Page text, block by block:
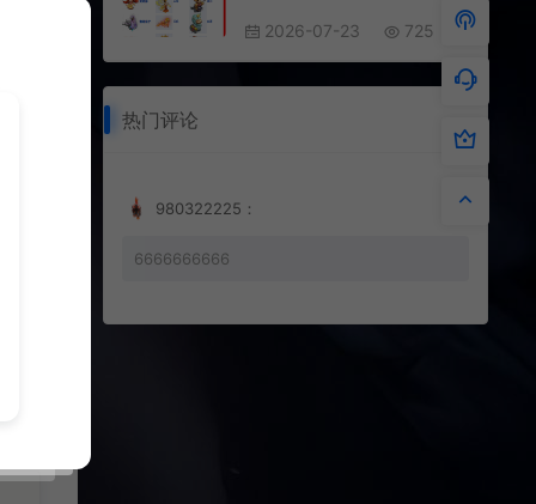
2026-07-23 725
热门评论
980322225：
6666666666